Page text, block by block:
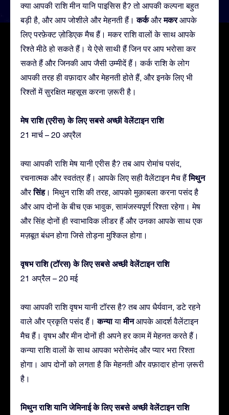
क्या आपकी राशि मीन यानि पाइसिस है? तो आपकी कल्पना बहुत
बड़ी है, और आप जोशीले और मेहनती हैं।कर्कऔरमकरआपके
लिए परफ़ेक्ट ज़ोडिएक मैच हैं। मकर राशि वालों के साथ आपके
रिश्ते मीठे हो सकते हैं। ये ऐसे साथी हैं जिन पर आप भरोसा कर
सकते हैं और जिनकी आप जैसी उम्मीदें हैं। कर्क राशि के लोग
आपकी तरह ही वफ़ादार और मेहनती होते हैं, और इनके लिए भी
रिश्तों में सुरक्षित महसूस करना ज़रूरी है।
मेष राशि (एरीस) के लिए सबसे अच्छी वेलेंटाइन राशि
21 मार्च – 20 अप्रैल
क्या आपकी राशि मेष यानी एरीस है? तब आप रोमांच पसंद,
रचनात्मक और स्वतंत्र हैं। आपके लिए सही वैलेंटाइन मैच हैंमिथुन
औरसिंह। मिथुन राशि की तरह, आपको मुक़ाबला करना पसंद है
और आप दोनों के बीच एक भावुक, सामंजस्यपूर्ण रिश्ता रहेगा। मेष
और सिंह दोनों ही स्वाभाविक लीडर हैं और उनका आपके साथ एक
मज़बूत बंधन होगा जिसे तोड़ना मुश्किल होगा।
वृषभ राशि (टॉरस) के लिए सबसे अच्छी वेलेंटाइन राशि
21 अप्रैल – 20 मई
क्या आपकी राशि वृषभ यानी टॉरस है? तब आप धैर्यवान, डटे रहने
वाले और प्रकृति पसंद हैं।कन्यायामीनआपके आदर्श वैलेंटाइन
मैच हैं। वृषभ और मीन दोनों ही अपने हर काम में मेहनत करते हैं।
कन्या राशि वालों के साथ आपका भरोसेमंद और प्यार भरा रिश्ता
होगा। आप दोनों को लगता है कि मेहनती और वफ़ादार होना ज़रूरी
है।
मिथुन राशि यानि जेमिनाई के लिए सबसे अच्छी वेलेंटाइन राशि